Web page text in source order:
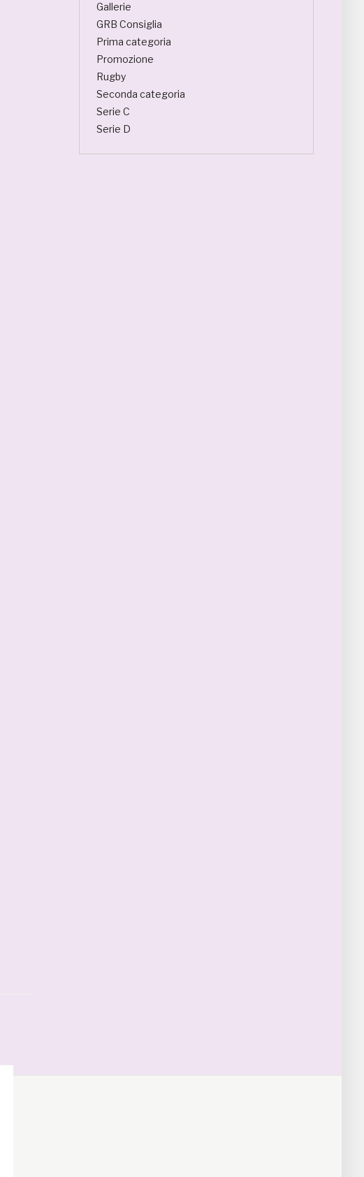
Gallerie
GRB Consiglia
Prima categoria
Promozione
Rugby
Seconda categoria
Serie C
Serie D